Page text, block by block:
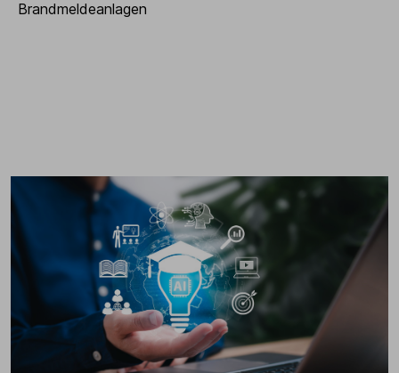
Brandmeldeanlagen